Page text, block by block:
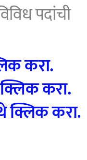
पदांची
करा.
करा.
क्लिक करा.